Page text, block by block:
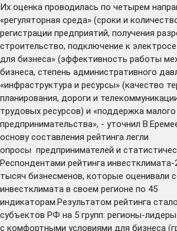
Их оценка проводилась по четырем
«регуляторная среда» (сроки и
регистрации предприятий, получения
строительство, подключение к
для бизнеса» (эффективность работы
бизнеса, степень административного
«инфраструктура и ресурсы» (качество
планирования, дороги и
трудовых ресурсов) и «поддержка малого
предпринимательства», - уточнил
основу составления рейтинга легли
опросы предпринимателей и
Респондентами рейтинга инвестклимата-
тысяч бизнесменов, которые оценивали
инвестклимата в своем регионе по 45
индикаторам.Результатом рейтинга
субъектов РФ на 5 групп: регионы-
с комфортными условиями для бизнеса